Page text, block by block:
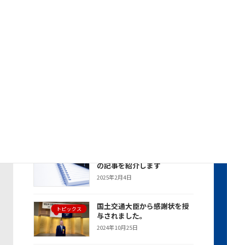
の記事を紹介します
2025年2月4日
トピックス
国土交通大臣から感謝状を授
与されました。
2024年10月25日